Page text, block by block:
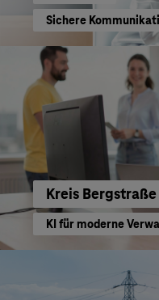
Sichere
Kreis Bergstraße
KI für moderne